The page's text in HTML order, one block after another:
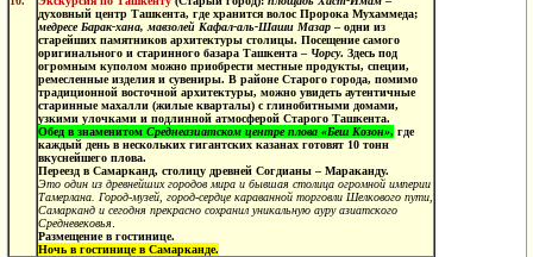
духовный центр Ташкента, где хранится волос Пророка Мухаммеда;
медресе Барак-хана, мавзолей Кафал-аль-Шаши Мазар – одни из
старейших памятников архитектуры столицы. Посещение самого
оригинального и старинного базара Ташкента – Чорсу. Здесь под
огромным куполом можно приобрести местные продукты, специи,
ремесленные изделия и сувениры. В районе Старого города, помимо
традиционной восточной архитектуры, можно увидеть аутентичные
старинные махалли (жилые кварталы) с глинобитными домами,
узкими улочками и подлинной атмосферой Старого Ташкента.
Обед в знаменитом Среднеазиатском центре плова «Беш Козон», где
каждый день в нескольких гигантских казанах готовят 10 тонн
вкуснейшего плова.
Переезд в Самарканд, столицу древней Согдианы – Мараканду.
Это один из древнейших городов мира и бывшая столица огромной империи
Тамерлана. Город-музей, город-сердце караванной торговли Шелкового пути,
Самарканд и сегодня прекрасно сохранил уникальную ауру азиатского
Средневековья
Размещение в гостинице.
Ночь в гостинице в Самарканде.